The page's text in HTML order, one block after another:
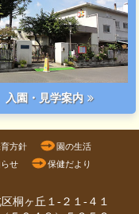
入園・見学案内
方針
園の生活
せ
保健だより
桐ヶ丘１-２１-４１